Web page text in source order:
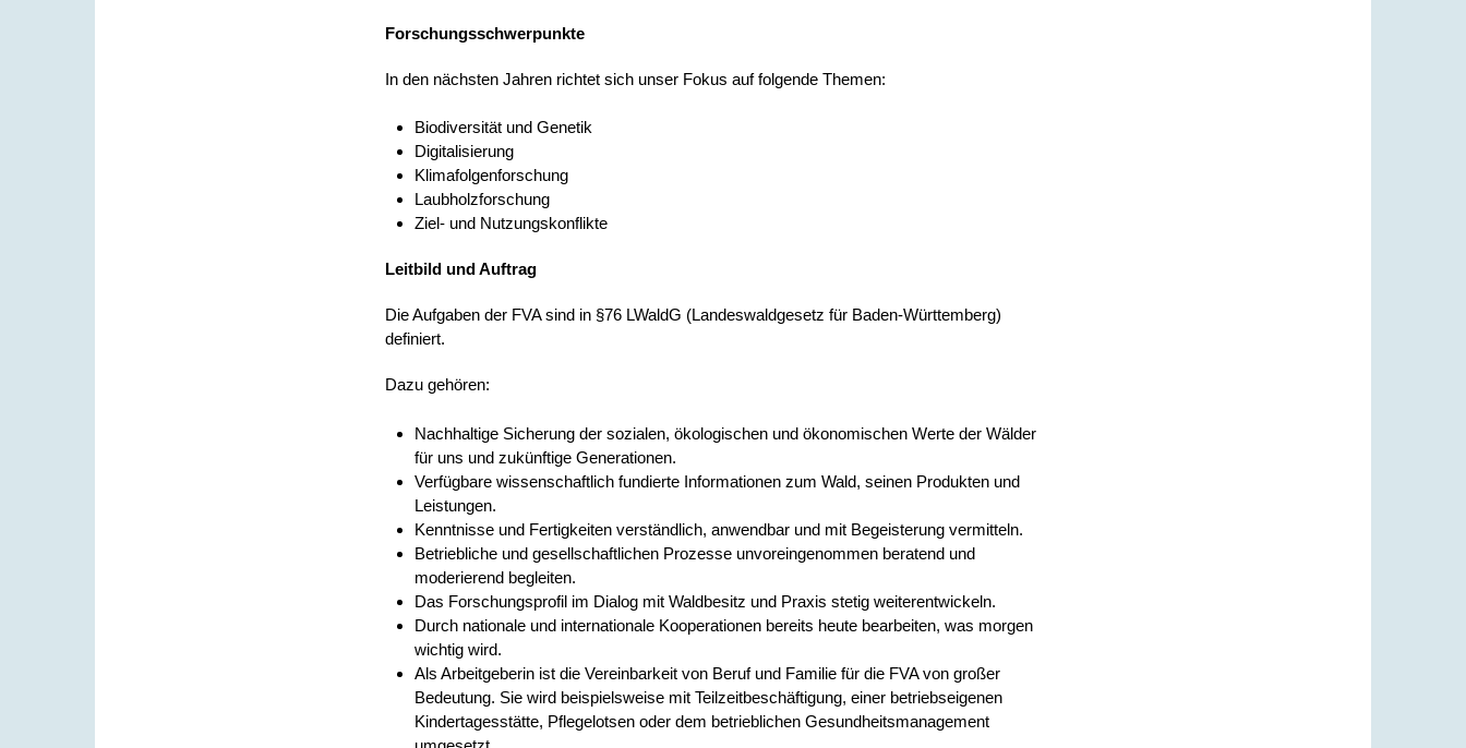
Forschungsschwerpunkte
In den nächsten Jahren richtet sich unser Fokus auf folgende Themen:
Biodiversität und Genetik
Digitalisierung
Klimafolgenforschung
Laubholzforschung
Ziel- und Nutzungskonflikte
Leitbild und Auftrag
Die Aufgaben der FVA sind in §76 LWaldG (Landeswaldgesetz für Baden-Württemberg)
definiert.
Dazu gehören:
Nachhaltige Sicherung der sozialen, ökologischen und ökonomischen Werte der Wälder
für uns und zukünftige Generationen.
Verfügbare wissenschaftlich fundierte Informationen zum Wald, seinen Produkten und
Leistungen.
Kenntnisse und Fertigkeiten verständlich, anwendbar und mit Begeisterung vermitteln.
Betriebliche und gesellschaftlichen Prozesse unvoreingenommen beratend und
moderierend begleiten.
Das Forschungsprofil im Dialog mit Waldbesitz und Praxis stetig weiterentwickeln.
Durch nationale und internationale Kooperationen bereits heute bearbeiten, was morgen
wichtig wird.
Als Arbeitgeberin ist die Vereinbarkeit von Beruf und Familie für die FVA von großer
Bedeutung. Sie wird beispielsweise mit Teilzeitbeschäftigung, einer betriebseigenen
Kindertagesstätte, Pflegelotsen oder dem betrieblichen Gesundheitsmanagement